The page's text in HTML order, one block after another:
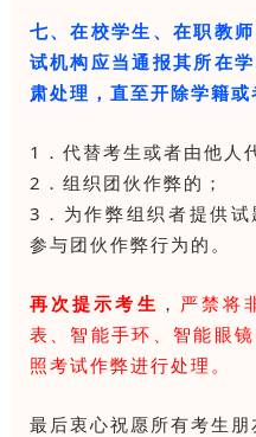
七、在校学生、在职教
试机构应当通报其所在
肃处理，直至开除学籍或
1．代替考生或者由他人
2．组织团伙作弊的；
3．为作弊组织者提供
参与团伙作弊行为的。
再次提示考生 ， 严禁将
表、智能手环、智能眼
照考试作弊进行处理。
最后衷心祝愿所有考生朋